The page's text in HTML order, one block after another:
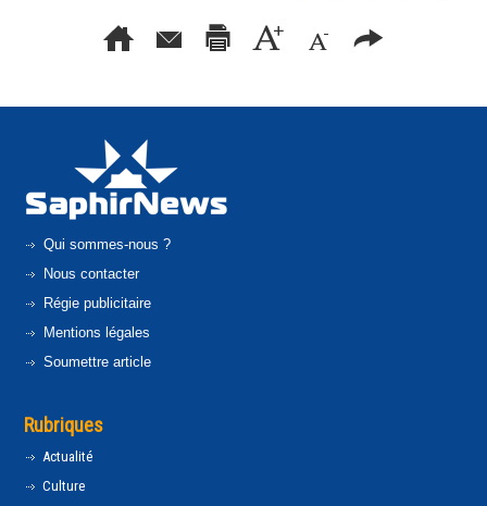
Qui sommes-nous ?
Nous contacter
Régie publicitaire
Mentions légales
Soumettre article
Rubriques
Actualité
Culture